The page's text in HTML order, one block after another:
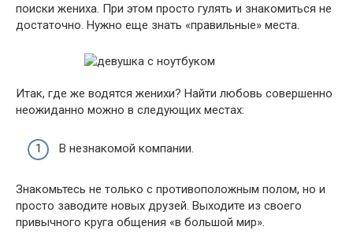
поиски жениха. При этом просто гулять и знакомиться не
достаточно. Нужно еще знать «правильные» места.
Итак, где же водятся женихи? Найти любовь совершенно
неожиданно можно в следующих местах:
В незнакомой компании.
Знакомьтесь не только с противоположным полом, но и
просто заводите новых друзей. Выходите из своего
привычного круга общения «в большой мир».